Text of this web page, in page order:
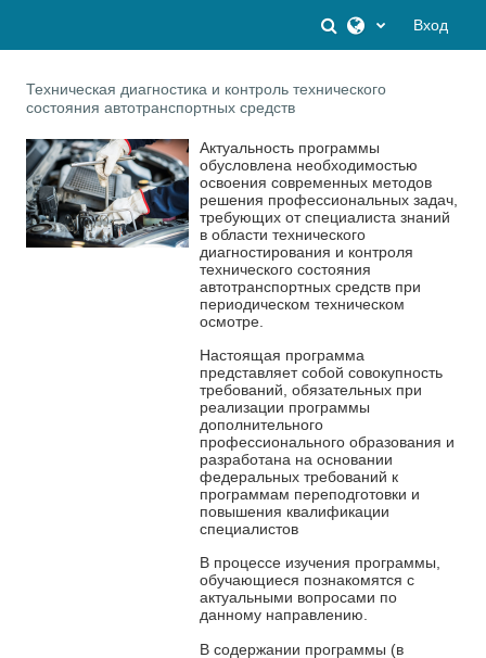
ИзменитьВход
Техническая диагностика и контроль технического
состояния автотранспортных средств
Актуальность программы
обусловлена необходимостью
освоения современных методов
решения профессиональных задач,
требующих от специалиста знаний
в области технического
диагностирования и контроля
технического состояния
автотранспортных средств при
периодическом техническом
осмотре.
Настоящая программа
представляет собой совокупность
требований, обязательных при
реализации программы
дополнительного
профессионального образования и
разработана на основании
федеральных требований к
программам переподготовки и
повышения квалификации
специалистов
В процессе изучения программы,
обучающиеся познакомятся с
актуальными вопросами по
данному направлению.
В содержании программы (в